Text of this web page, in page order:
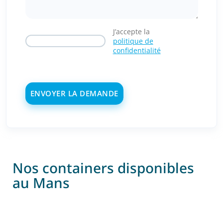
Nos containers disponibles
au Mans
J’accepte la
politique de
confidentialité